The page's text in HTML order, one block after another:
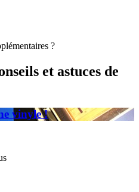
?
et astuces de
vinyle !